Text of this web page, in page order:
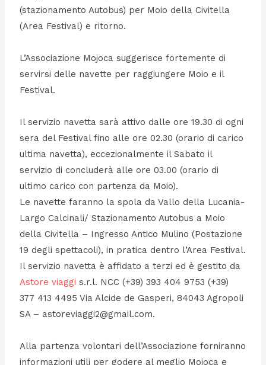
(stazionamento Autobus) per Moio della Civitella
(Area Festival) e ritorno.
L’Associazione Mojoca suggerisce fortemente di
servirsi delle navette per raggiungere Moio e il
Festival.
Il servizio navetta sarà attivo dalle ore 19.30 di ogni
sera del Festival fino alle ore 02.30 (orario di carico
ultima navetta), eccezionalmente il Sabato il
servizio di concluderà alle ore 03.00 (orario di
ultimo carico con partenza da Moio).
Le navette faranno la spola da Vallo della Lucania-
Largo Calcinali/ Stazionamento Autobus a Moio
della Civitella – Ingresso Antico Mulino (Postazione
19 degli spettacoli), in pratica dentro l’Area Festival.
Il servizio navetta è affidato a terzi ed è gestito da
Astore viaggi s.r.l. NCC (+39) 393 404 9753 (+39)
377 413 4495 Via Alcide de Gasperi, 84043 Agropoli
SA – astoreviaggi2@gmail.com.
Alla partenza volontari dell’Associazione forniranno
informazioni utili per godere al meglio Mojoca e